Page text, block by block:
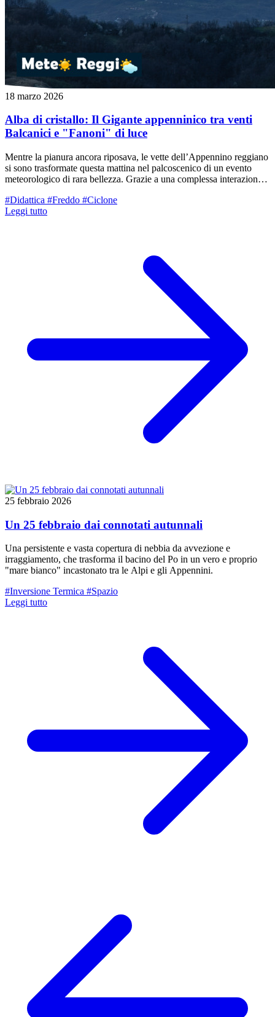
18 marzo 2026
Alba di cristallo: Il Gigante appenninico tra venti
Balcanici e "Fanoni" di luce
Mentre la pianura ancora riposava, le vette dell’Appennino reggiano
si sono trasformate questa mattina nel palcoscenico di un evento
meteorologico di rara bellezza. Grazie a una complessa interazione
offerto uno spettacolo di forme e colori che sembrava uscito dal
pennello di un pittore.
#Didattica #Freddo #Ciclone
Leggi tutto
25 febbraio 2026
Un 25 febbraio dai connotati autunnali
Una persistente e vasta copertura di nebbia da avvezione e
irraggiamento, che trasforma il bacino del Po in un vero e proprio
"mare bianco" incastonato tra le Alpi e gli Appennini.
#Inversione Termica #Spazio
Leggi tutto